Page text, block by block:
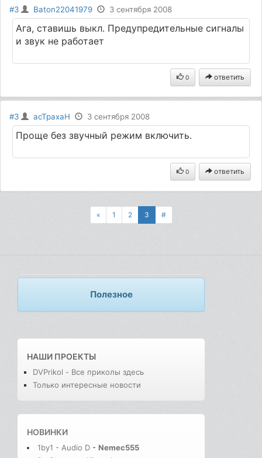
#3 Baton22041979 3 сентября 2008
Ага, ставишь выкл. Предупредительные сигналы
и звук не работает
0 ответить
#3 acTpaxaH 3 сентября 2008
Проще без звучный режим включить.
0 ответить
« 1 2 3 #
Полезное
НАШИ ПРОЕКТЫ
DVPrikol - Все приколы здесь
Только интересные новости
НОВИНКИ
1by1 - Audio D - Nemec555